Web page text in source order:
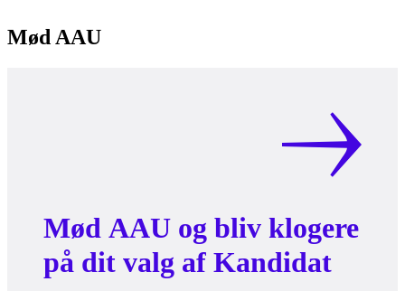
Mød AAU
Mød AAU og bliv klogere
på dit valg af Kandidat